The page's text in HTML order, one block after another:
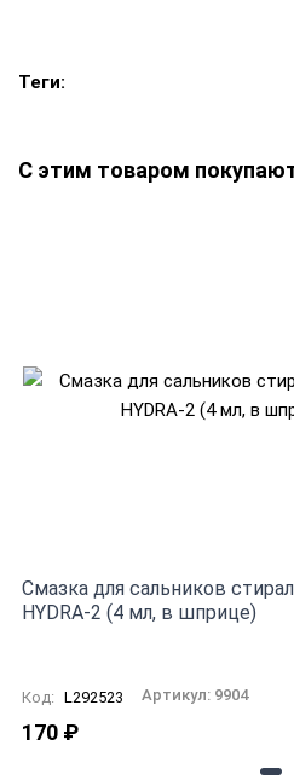
Теги:
С этим товаром
Смазка для сальников
HYDRA-2 (4 мл, в шприце)
Код: L292523 Артикул: 9904
170 ₽